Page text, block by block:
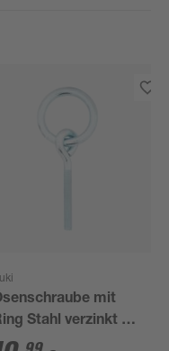
mit
Stahl verzinkt 10
70 mm 1 Stück